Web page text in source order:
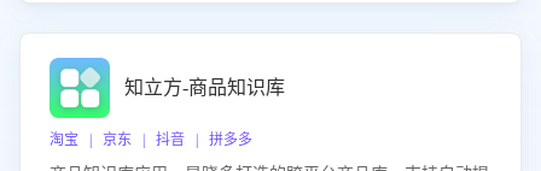
知立方-商品知识库
淘宝 | 京东 | 抖音 | 拼多多